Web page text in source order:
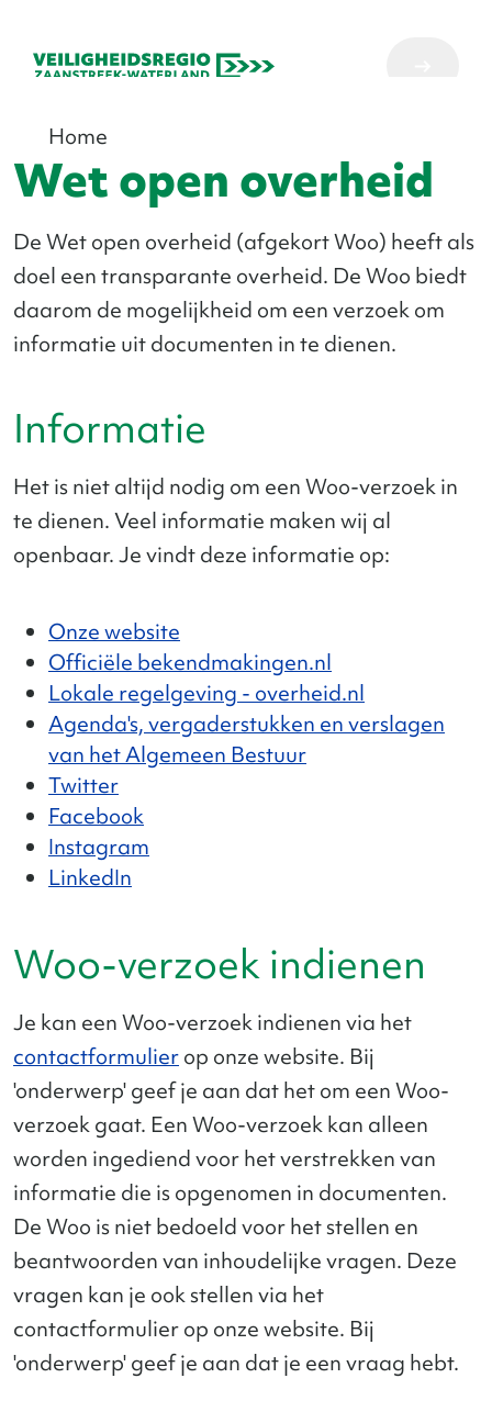
Home
Wet open overheid
De Wet open overheid (afgekort Woo) heeft als
doel een transparante overheid. De Woo biedt
daarom de mogelijkheid om een verzoek om
informatie uit documenten in te dienen.
Informatie
Het is niet altijd nodig om een Woo-verzoek in
te dienen. Veel informatie maken wij al
openbaar. Je vindt deze informatie op:
Onze website
Officiële bekendmakingen.nl
Lokale regelgeving - overheid.nl
Agenda's, vergaderstukken en verslagen
van het Algemeen Bestuur
Twitter
Facebook
Instagram
LinkedIn
Woo-verzoek indienen
Je kan een Woo-verzoek indienen via het
contactformulierop onze website. Bij
'onderwerp' geef je aan dat het om een Woo-
verzoek gaat. Een Woo-verzoek kan alleen
worden ingediend voor het verstrekken van
informatie die is opgenomen in documenten.
De Woo is niet bedoeld voor het stellen en
beantwoorden van inhoudelijke vragen. Deze
vragen kan je ook stellen via het
contactformulier op onze website. Bij
'onderwerp' geef je aan dat je een vraag hebt.